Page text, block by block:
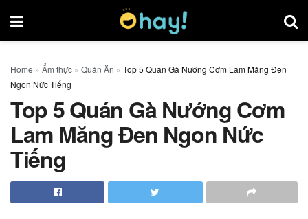
Home » Ẩm thực » Quán Ăn » Top 5 Quán Gà Nướng Cơm Lam Măng Đen
Ngon Nức Tiếng
Top 5 Quán Gà Nướng Cơm
Lam Măng Đen Ngon Nức
Tiếng